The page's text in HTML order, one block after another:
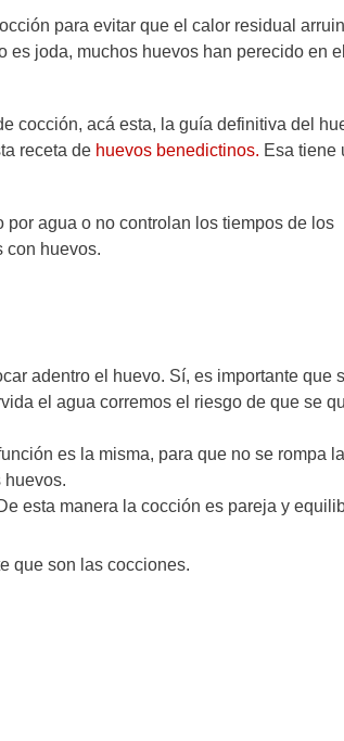
para evitar que el calor residual
joda, muchos huevos han perecido en el
cocción, acá esta, la guía definitiva del
receta de huevos benedictinos. Esa tiene
agua o no controlan los tiempos de los
con huevos.
adentro el huevo. Sí, es importante que
el agua corremos el riesgo de que se
es la misma, para que no se rompa la
huevos.
esta manera la cocción es pareja y
que son las cocciones.